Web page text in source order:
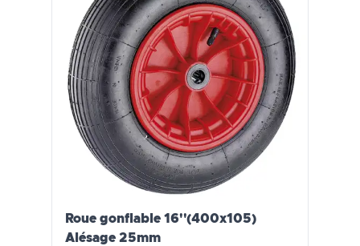
Roue gonflable 16''(400x105)
Alésage 25mm